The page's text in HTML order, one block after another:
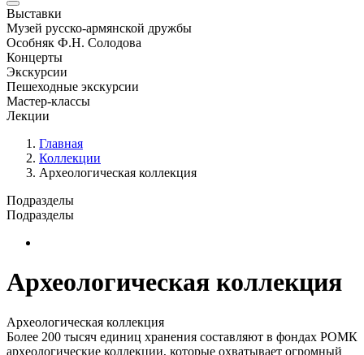
Выставки
Музей русско-армянской дружбы
Особняк Ф.Н. Солодова
Концерты
Экскурсии
Пешеходные экскурсии
Мастер-классы
Лекции
Главная
Коллекции
Археологическая коллекция
Подразделы
Подразделы
Археологическая коллекция
Археологическая коллекция
Более 200 тысяч единиц хранения составляют в фондах РОМК
археологические коллекции, которые охватывает огромный